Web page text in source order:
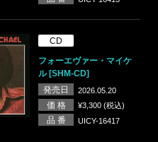
CD
フォーエヴァー・マイケ
ル [SHM-CD]
発売日
2026.05.20
価 格 ¥3,300 (税込)
品 番 UICY-16417